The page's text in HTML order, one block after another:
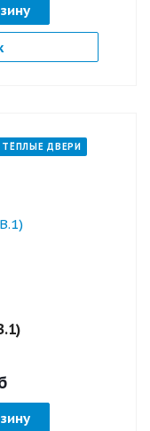
ТЁПЛЫЕ ДВЕРИ